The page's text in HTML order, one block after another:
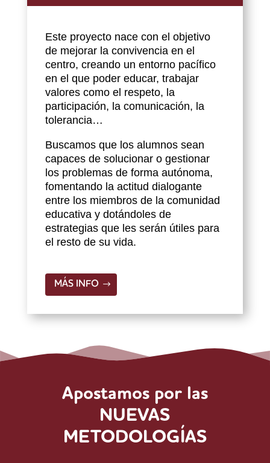
Este proyecto nace con el objetivo
de mejorar la convivencia en el
centro, creando un entorno pacífico
en el que poder educar, trabajar
valores como el respeto, la
participación, la comunicación, la
tolerancia…
Buscamos que los alumnos sean
capaces de solucionar o gestionar
los problemas de forma autónoma,
fomentando la actitud dialogante
entre los miembros de la comunidad
educativa y dotándoles de
estrategias que les serán útiles para
el resto de su vida.
MÁS INFO
Apostamos por las
NUEVAS
METODOLOGÍAS